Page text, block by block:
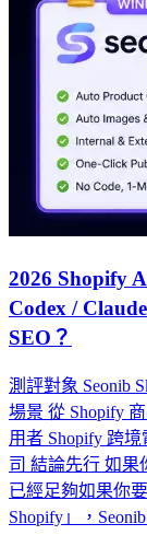
2026 Shopify
Codex /
SEO？
測評對象 Seonib
場景 從 Shopify
用者 Shopify 跨
司 結論先行 如果
已經足夠如果你
Shopify」，